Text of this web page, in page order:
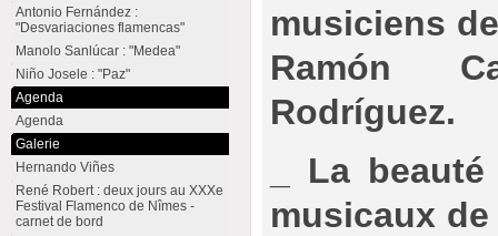
musiciens
Ramón
Rodríguez.
_ La
musicaux
Antonio Fernández :
"Desvariaciones flamencas"
Manolo Sanlúcar : "Medea"
Niño Josele : "Paz"
Agenda
Agenda
Galerie
Hernando Viñes
René Robert : deux jours au XXXe
Festival Flamenco de Nîmes -
carnet de bord